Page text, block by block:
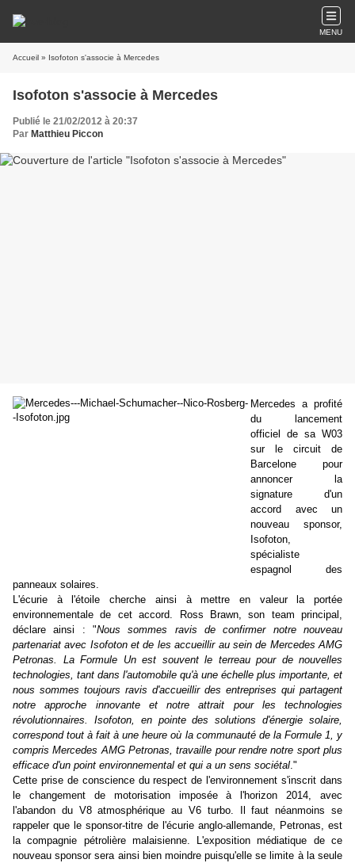
MENU
Accueil » Isofoton s'associe à Mercedes
Isofoton s'associe à Mercedes
Publié le 21/02/2012 à 20:37
Par Matthieu Piccon
Mercedes a profité
du lancement
officiel de sa W03
sur le circuit de
Barcelone pour
annoncer la
signature d'un
accord avec un
nouveau sponsor,
Isofoton,
spécialiste
espagnol des
panneaux solaires.
L'écurie à l'étoile cherche ainsi à mettre en valeur la portée
environnementale de cet accord. Ross Brawn, son team principal,
déclare ainsi : "Nous sommes ravis de confirmer notre nouveau
partenariat avec Isofoton et de les accueillir au sein de Mercedes AMG
Petronas. La Formule Un est souvent le terreau pour de nouvelles
technologies, tant dans l'automobile qu'à une échelle plus importante, et
nous sommes toujours ravis d'accueillir des entreprises qui partagent
notre approche innovante et notre attrait pour les technologies
révolutionnaires. Isofoton, en pointe des solutions d'énergie solaire,
correspond tout à fait à une heure où la communauté de la Formule 1, y
compris Mercedes AMG Petronas, travaille pour rendre notre sport plus
efficace d'un point environnemental et qui a un sens sociétal."
Cette prise de conscience du respect de l'environnement s'inscrit dans
le changement de motorisation imposée à l'horizon 2014, avec
l'abandon du V8 atmosphérique au V6 turbo. Il faut néanmoins se
rappeler que le sponsor-titre de l'écurie anglo-allemande, Petronas, est
la compagnie pétrolière malaisienne. L'exposition médiatique de ce
nouveau sponsor sera ainsi bien moindre puisqu'elle se limite à la seule